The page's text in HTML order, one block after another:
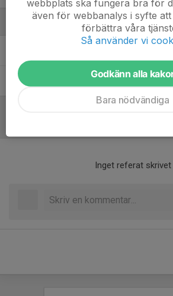
Pontus JohanssonLedare
Inget referat skrivet
webbplats ska fungera bra för
även för webbanalys i syfte
förbättra våra
Så använder vi
Godkänn alla
Bara nödvändiga